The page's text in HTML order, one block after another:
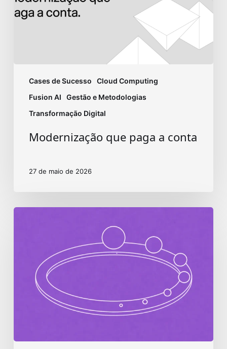
Cases de Sucesso
Cloud Computing
Fusion AI
Gestão e Metodologias
Transformação Digital
Modernização que paga a conta
27 de maio de 2026
segurança